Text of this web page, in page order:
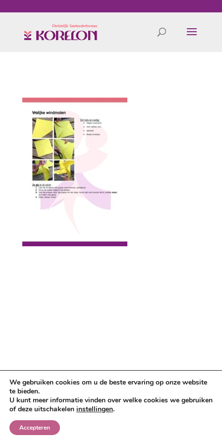
We gebruiken cookies om u de beste ervaring op onze website
te bieden.
U kunt meer informatie vinden over welke cookies we gebruiken
of deze uitschakelen instellingen.
Accepteren